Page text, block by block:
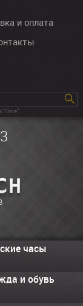
и оплата
Time”
часы
и обувь